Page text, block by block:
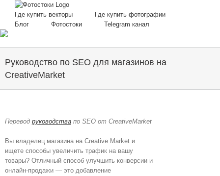
content
Где купить векторы
Где купить фотографии
Блог
Фотостоки Telegram канал
Руководство по SEO для магазинов на
CreativeMarket
Перевод руководства по SEO от CreativeMarket
Вы владелец магазина на Creative Market и
ищете способы увеличить трафик на вашу
товары? Отличный способ улучшить конверсии и
онлайн-продажи — это добавление